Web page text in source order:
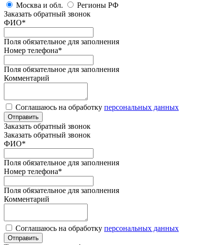
Москва и обл.
Регионы РФ
Заказать обратный звонок
ФИО*
Поля обязательное для заполнения
Номер телефона*
Поля обязательное для заполнения
Комментарий
Соглашаюсь на обработку персональных данных
Отправить
Заказать обратный звонок
Заказать обратный звонок
ФИО*
Поля обязательное для заполнения
Номер телефона*
Поля обязательное для заполнения
Комментарий
Соглашаюсь на обработку персональных данных
Отправить